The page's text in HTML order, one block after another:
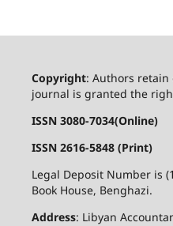
Copyright: Authors
journal is granted the
ISSN 3080-7034(Online)
ISSN 2616-5848 (Print)
Legal Deposit Number is
Book House, Benghazi.
Address: Libyan